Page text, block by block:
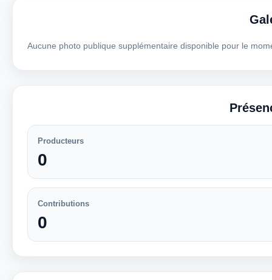
Aucune photo publique supplémentaire disponible pour le
Producteurs
0
Contributions
0